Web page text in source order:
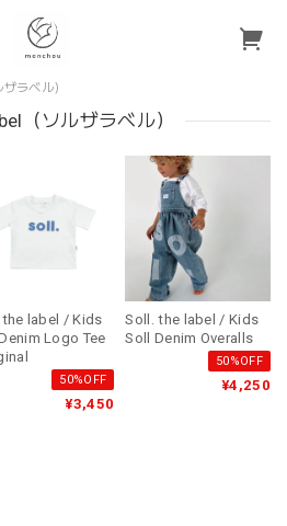
ラベル）
（ソルザラベル）
label / Kids
Logo Tee
50%OFF
¥3,450
Soll. the label / Kids
Soll Denim Overalls
50%OFF
¥4,250